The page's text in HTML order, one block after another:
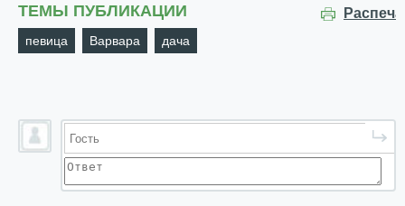
ТЕМЫ ПУБЛИКАЦИИ
певица Варвара дача